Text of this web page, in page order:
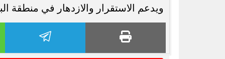
ويدعم الاستقرار والازدهار في منطقة